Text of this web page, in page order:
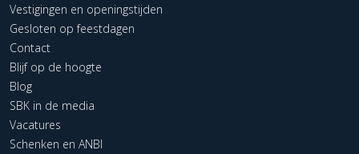
Vestigingen en openingstijden
Gesloten op feestdagen
Contact
Blijf op de hoogte
Blog
SBK in de media
Vacatures
Schenken en ANBI